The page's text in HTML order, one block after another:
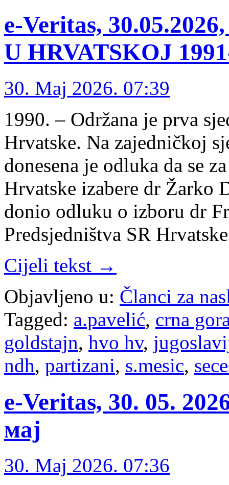
e-Veritas,
U HRVATSKOJ
30. Maj 2026. 07:39
1990. – Održana je prva
Hrvatske. Na zajedničkoj
donesena je odluka da se
Hrvatske izabere dr Žarko
donio odluku o izboru dr
Predsjedništva SR
Cijeli tekst →
Objavljeno u: Članci za
Tagged: a.pavelić, crna
goldstajn, hvo hv,
ndh, partizani, s.mesic,
e-Veritas, 30. 05.
мај
30. Maj 2026. 07:36